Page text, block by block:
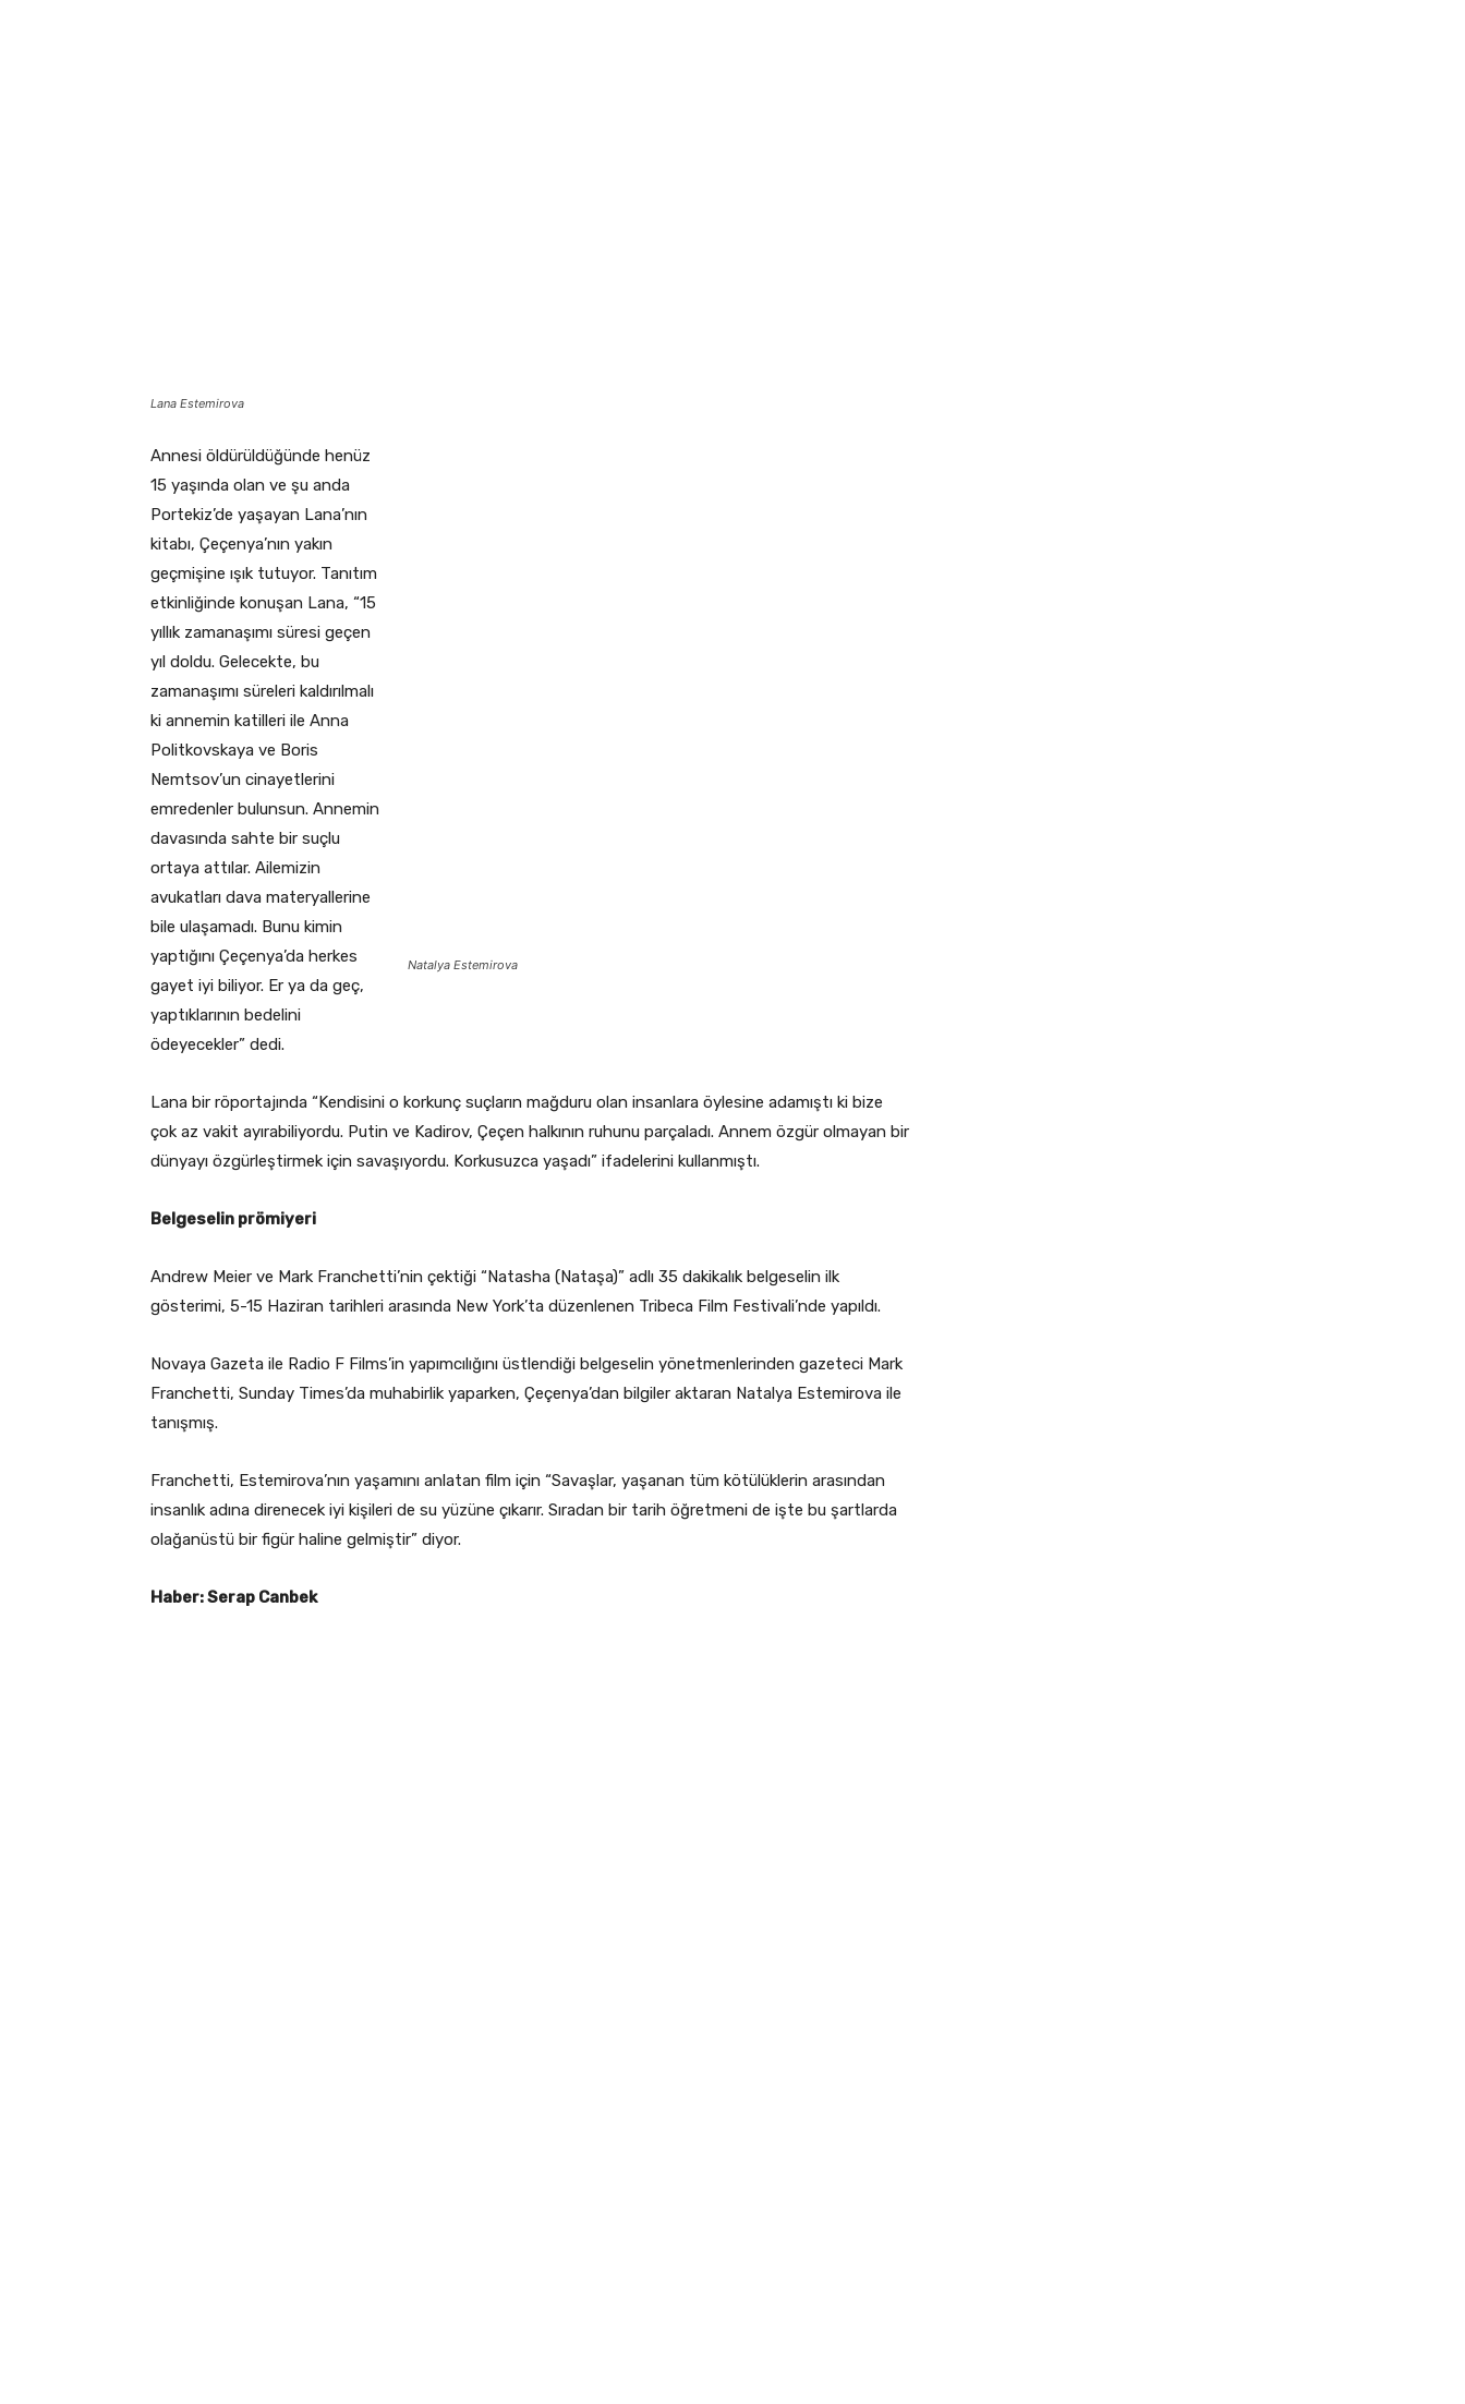
Lana Estemirova
Natalya Estemirova
Annesi öldürüldüğünde henüz
15 yaşında olan ve şu anda
Portekiz’de yaşayan Lana’nın
kitabı, Çeçenya’nın yakın
geçmişine ışık tutuyor. Tanıtım
etkinliğinde konuşan Lana, “15
yıllık zamanaşımı süresi geçen
yıl doldu. Gelecekte, bu
zamanaşımı süreleri kaldırılmalı
ki annemin katilleri ile Anna
Politkovskaya ve Boris
Nemtsov’un cinayetlerini
emredenler bulunsun. Annemin
davasında sahte bir suçlu
ortaya attılar. Ailemizin
avukatları dava materyallerine
bile ulaşamadı. Bunu kimin
yaptığını Çeçenya’da herkes
gayet iyi biliyor. Er ya da geç,
yaptıklarının bedelini
ödeyecekler” dedi.
Lana bir röportajında “Kendisini o korkunç suçların mağduru olan insanlara öylesine adamıştı ki bize
çok az vakit ayırabiliyordu. Putin ve Kadirov, Çeçen halkının ruhunu parçaladı. Annem özgür olmayan bir
dünyayı özgürleştirmek için savaşıyordu. Korkusuzca yaşadı” ifadelerini kullanmıştı.
Belgeselin prömiyeri
Andrew Meier ve Mark Franchetti’nin çektiği “Natasha (Nataşa)” adlı 35 dakikalık belgeselin ilk
gösterimi, 5-15 Haziran tarihleri arasında New York’ta düzenlenen Tribeca Film Festivali’nde yapıldı.
Novaya Gazeta ile Radio F Films’in yapımcılığını üstlendiği belgeselin yönetmenlerinden gazeteci Mark
Franchetti, Sunday Times’da muhabirlik yaparken, Çeçenya’dan bilgiler aktaran Natalya Estemirova ile
tanışmış.
Franchetti, Estemirova’nın yaşamını anlatan film için “Savaşlar, yaşanan tüm kötülüklerin arasından
insanlık adına direnecek iyi kişileri de su yüzüne çıkarır. Sıradan bir tarih öğretmeni de işte bu şartlarda
olağanüstü bir figür haline gelmiştir” diyor.
Haber: Serap Canbek